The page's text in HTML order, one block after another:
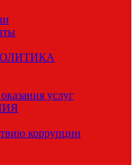
услуг
коррупции